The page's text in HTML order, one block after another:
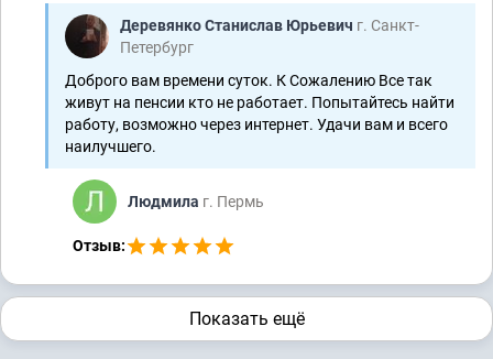
Деревянко Станислав Юрьевич г. Санкт-
Петербург
Доброго вам времени суток. К Сожалению Все так
живут на пенсии кто не работает. Попытайтесь найти
работу, возможно через интернет. Удачи вам и всего
наилучшего.
Людмила г. Пермь
Отзыв:
Показать ещё